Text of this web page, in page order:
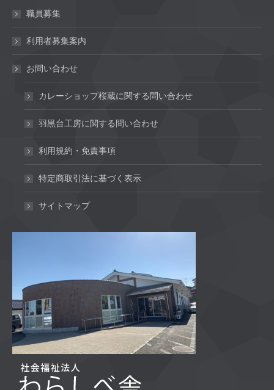
職員募集
利用者募集案内
お問い合わせ
カレーショップ桜蔵に関する問い合わせ
羽黒台工房に関する問い合わせ
利用規約・免責事項
特定商取引法に基づく表示
サイトマップ